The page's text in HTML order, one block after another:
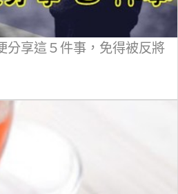
分享這５件事，免得被反將